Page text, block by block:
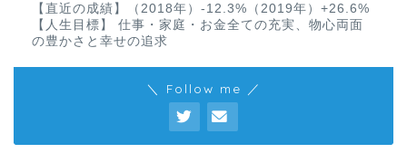
【直近の成績】（2018年）-12.3%（2019年）+26.6%
【人生目標】 仕事・家庭・お金全ての充実、物心両面
の豊かさと幸せの追求
＼ Follow me ／